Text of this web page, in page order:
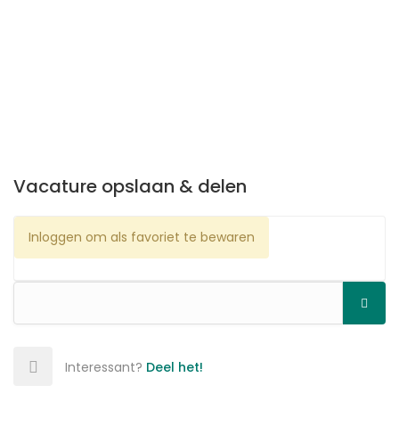
Vacature opslaan & delen
Inloggen om als favoriet te bewaren
Interessant? Deel het!